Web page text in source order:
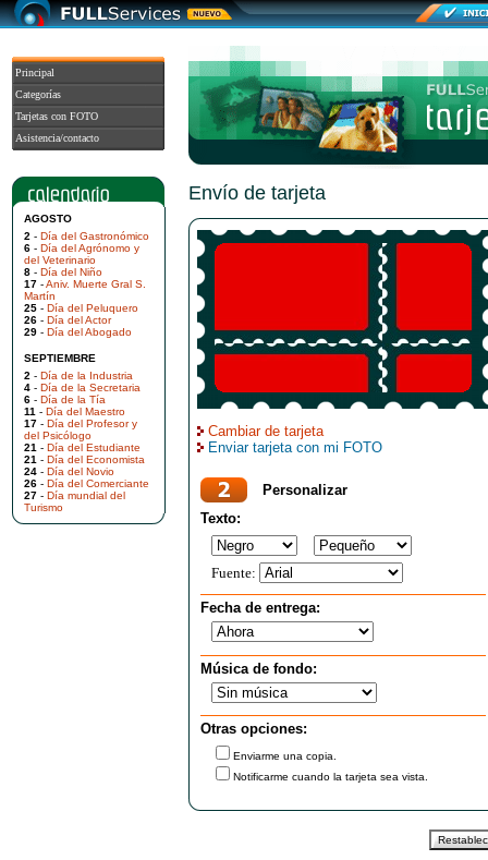
Principal
Categorías
Tarjetas con FOTO
Asistencia/contacto
AGOSTO
2 - Día del Gastronómico
6 - Día del Agrónomo y
del Veterinario
8 - Día del Niño
17 -Aniv. Muerte Gral S.
Martín
25 - Día del Peluquero
26 - Día del Actor
29 - Día del Abogado
SEPTIEMBRE
2 - Día de la Industria
4 - Día de la Secretaria
6 - Día de la Tía
11 - Día del Maestro
17 - Día del Profesor y
del Psicólogo
21 - Día del Estudiante
21 - Día del Economista
24 - Día del Novio
26 - Día del Comerciante
27 - Día mundial del
Turismo
Envío de tarjeta
Cambiar de tarjeta
Enviar tarjeta con mi FOTO
Personalizar
Texto:
Fuente:
Fecha de entrega:
Música de fondo:
Otras opciones:
Enviarme una copia.
Notificarme cuando la tarjeta sea vista.